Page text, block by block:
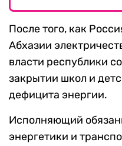
После того, как
Абхазии
власти республики
закрытии школ и
дефицита энергии.
Исполняющий
энергетики и